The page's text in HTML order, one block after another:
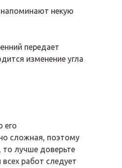
некую
передает
изменение угла
его
сложная, поэтому
то лучше доверьте
работ следует